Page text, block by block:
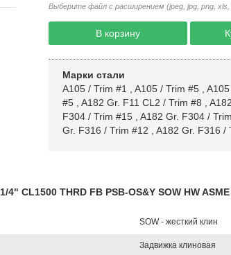
Выберите файл с расширением (jpeg, jpg, png, xls,
В корзину
Марки стали
A105 / Trim #1
A105 / Trim #5,
#5, A182 Gr. F11 CL2 / Trim #8
F304 / Trim #15, A182 Gr. F304 /
Gr. F316 / Trim #12
A182 Gr. F316 /
CL1500 THRD FB PSB-OS&Y SOW HW
SOW - жесткий клин
Задвижка клиновая